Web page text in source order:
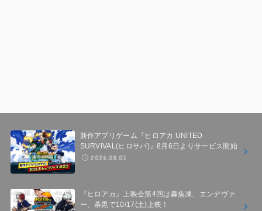
新作アプリゲーム『ヒロアカ UNITED
SURVIVAL(ヒロサバ)』8月6日よりサービス開始
2026.08.03
『ヒロアカ』上映会第4回は轟焦凍、エンデヴァ
ー、荼毘で10/17(土)上映！